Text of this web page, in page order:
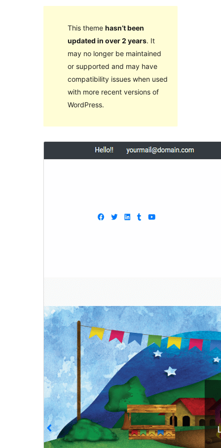
This theme hasn’t been
updated in over 2 years. It
may no longer be maintained
or supported and may have
compatibility issues when used
with more recent versions of
WordPress.